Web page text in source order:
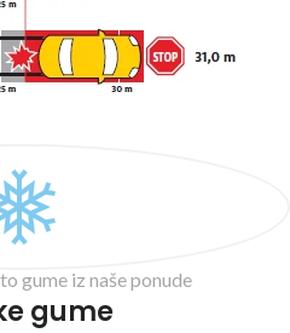
gume iz naše ponude
gume